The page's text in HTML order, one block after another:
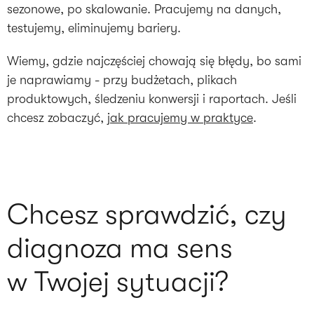
sezonowe, po skalowanie. Pracujemy na danych,
testujemy, eliminujemy bariery.
Wiemy, gdzie najczęściej chowają się błędy, bo sami
je naprawiamy - przy budżetach, plikach
produktowych, śledzeniu konwersji i raportach. Jeśli
chcesz zobaczyć, jak pracujemy w praktyce.
Chcesz sprawdzić, czy
diagnoza ma sens
w Twojej sytuacji?